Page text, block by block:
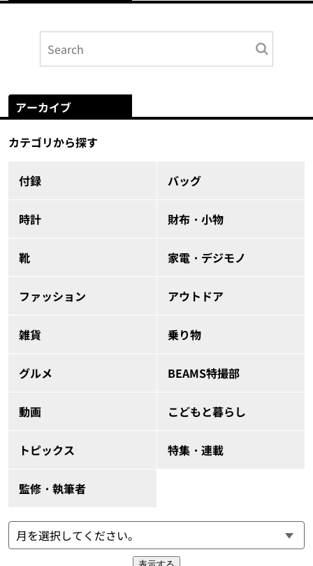
アーカイブ
カテゴリから探す
付録 バッグ
時計 財布・小物
靴 家電・デジモノ
ファッション アウトドア
雑貨 乗り物
グルメ BEAMS特撮部
動画 こどもと暮らし
トピックス 特集・連載
監修・執筆者